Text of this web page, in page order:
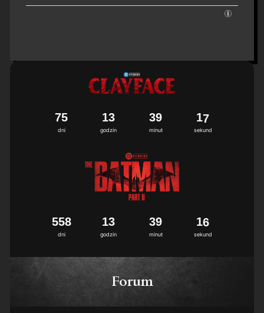
dni
75
godzin
13
minut
39
sekund
15
7
dni
558
godzin
13
minut
39
sekund
15
6
Forum